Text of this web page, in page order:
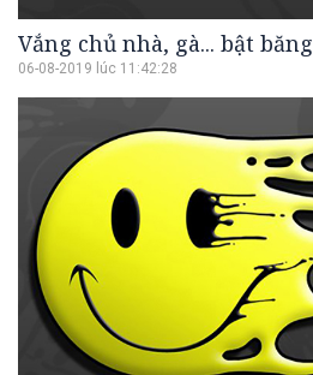
Vắng chủ nhà, gà... bật băng
06-08-2019 lúc 11:42:28